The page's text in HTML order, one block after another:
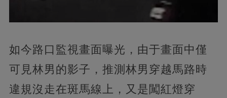
如今路口監視畫面曝光，由于畫面中僅
可見林男的影子，推測林男穿越馬路時
違規沒走在斑馬線上，又是闖紅燈穿